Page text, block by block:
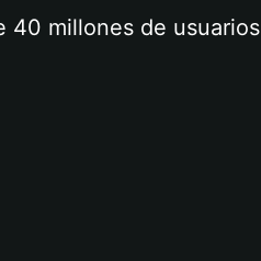
40 millones de usuarios